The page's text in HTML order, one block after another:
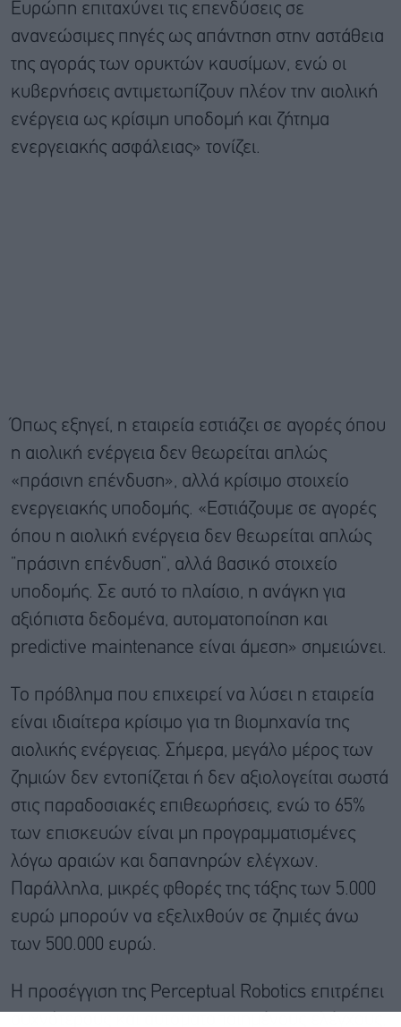
Ευρώπη επιταχύνει τις επενδύσεις σε
ανανεώσιμες πηγές ως απάντηση στην αστάθεια
της αγοράς των ορυκτών καυσίμων, ενώ οι
κυβερνήσεις αντιμετωπίζουν πλέον την αιολική
ενέργεια ως κρίσιμη υποδομή και ζήτημα
ενεργειακής ασφάλειας» τονίζει.
Όπως εξηγεί, η εταιρεία εστιάζει σε αγορές όπου
η αιολική ενέργεια δεν θεωρείται απλώς
«πράσινη επένδυση», αλλά κρίσιμο στοιχείο
ενεργειακής υποδομής. «Εστιάζουμε σε αγορές
όπου η αιολική ενέργεια δεν θεωρείται απλώς
“πράσινη επένδυση”, αλλά βασικό στοιχείο
υποδομής. Σε αυτό το πλαίσιο, η ανάγκη για
αξιόπιστα δεδομένα, αυτοματοποίηση και
predictive maintenance είναι άμεση» σημειώνει.
Το πρόβλημα που επιχειρεί να λύσει η εταιρεία
είναι ιδιαίτερα κρίσιμο για τη βιομηχανία της
αιολικής ενέργειας. Σήμερα, μεγάλο μέρος των
ζημιών δεν εντοπίζεται ή δεν αξιολογείται σωστά
στις παραδοσιακές επιθεωρήσεις, ενώ το 65%
των επισκευών είναι μη προγραμματισμένες
λόγω αραιών και δαπανηρών ελέγχων.
Παράλληλα, μικρές φθορές της τάξης των 5.000
ευρώ μπορούν να εξελιχθούν σε ζημιές άνω
των 500.000 ευρώ.
Η προσέγγιση της Perceptual Robotics επιτρέπει